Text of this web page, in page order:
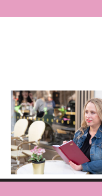
להפסיק
“לכבות
שריפות”
ולהתחיל